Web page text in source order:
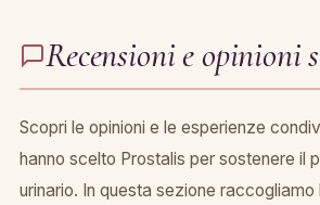
Recensioni e opinioni
Scopri le opinioni e le esperienze
hanno scelto Prostalis per sostenere il
urinario. In questa sezione